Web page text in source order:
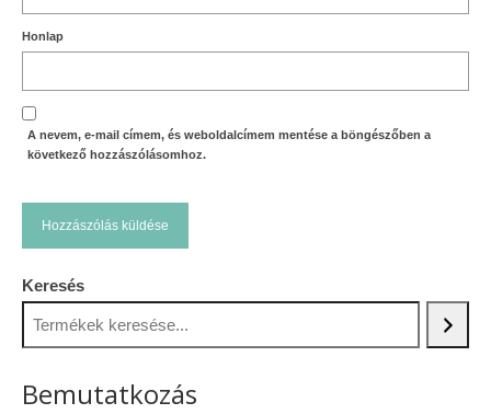
Honlap
A nevem, e-mail címem, és weboldalcímem mentése a böngészőben a
következő hozzászólásomhoz.
Keresés
Bemutatkozás